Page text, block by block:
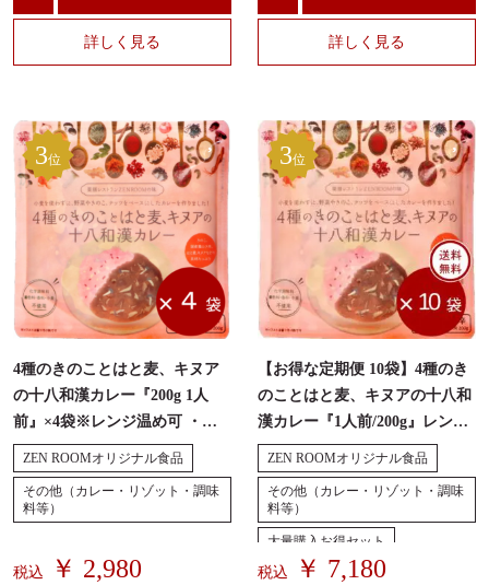
詳しく見る 詳しく見る
3位
4種のきのことはと麦、キヌア
の十八和漢カレー『200g 1人
前』×4袋※レンジ温め可 ・無
添加
ZEN ROOMオリジナル食品
その他（カレー・リゾット・調味
料等）
税込 ￥ 2,980
3位
【お得な定期便 10袋】4種のき
のことはと麦、キヌアの十八和
漢カレー『1人前/200g』レンジ
温め可 ・無添加
ZEN ROOMオリジナル食品
その他（カレー・リゾット・調味
料等）
大量購入お得セット
税込 ￥ 7,180